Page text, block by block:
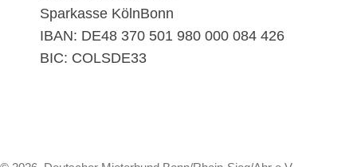
Sparkasse KölnBonn
IBAN: DE48 370 501 980 000 084 426
BIC: COLSDE33